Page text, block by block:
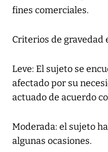
fines comerciales.
Criterios de gravedad
Leve: El sujeto se
afectado por su
actuado de acuerdo
Moderada: el sujeto
algunas ocasiones.